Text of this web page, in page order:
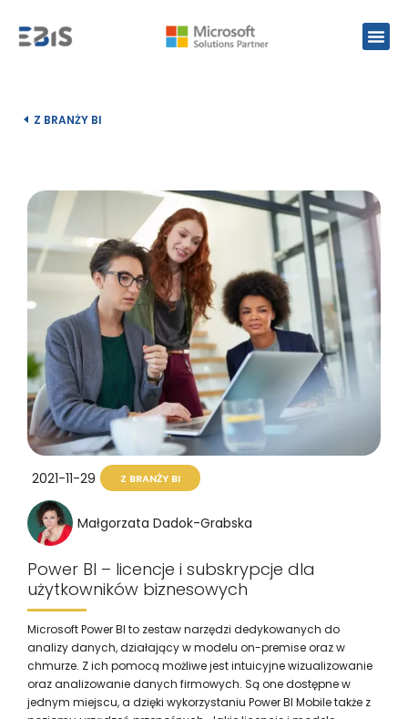
Z BRANŻY BI
2021-11-29 Z BRANŻY BI
Małgorzata Dadok-Grabska
Power BI – licencje i subskrypcje dla
użytkowników biznesowych
Microsoft Power BI to zestaw narzędzi dedykowanych do
analizy danych, działający w modelu on-premise oraz w
chmurze. Z ich pomocą możliwe jest intuicyjne wizualizowanie
oraz analizowanie danych firmowych. Są one dostępne w
jednym miejscu, a dzięki wykorzystaniu Power BI Mobile także z